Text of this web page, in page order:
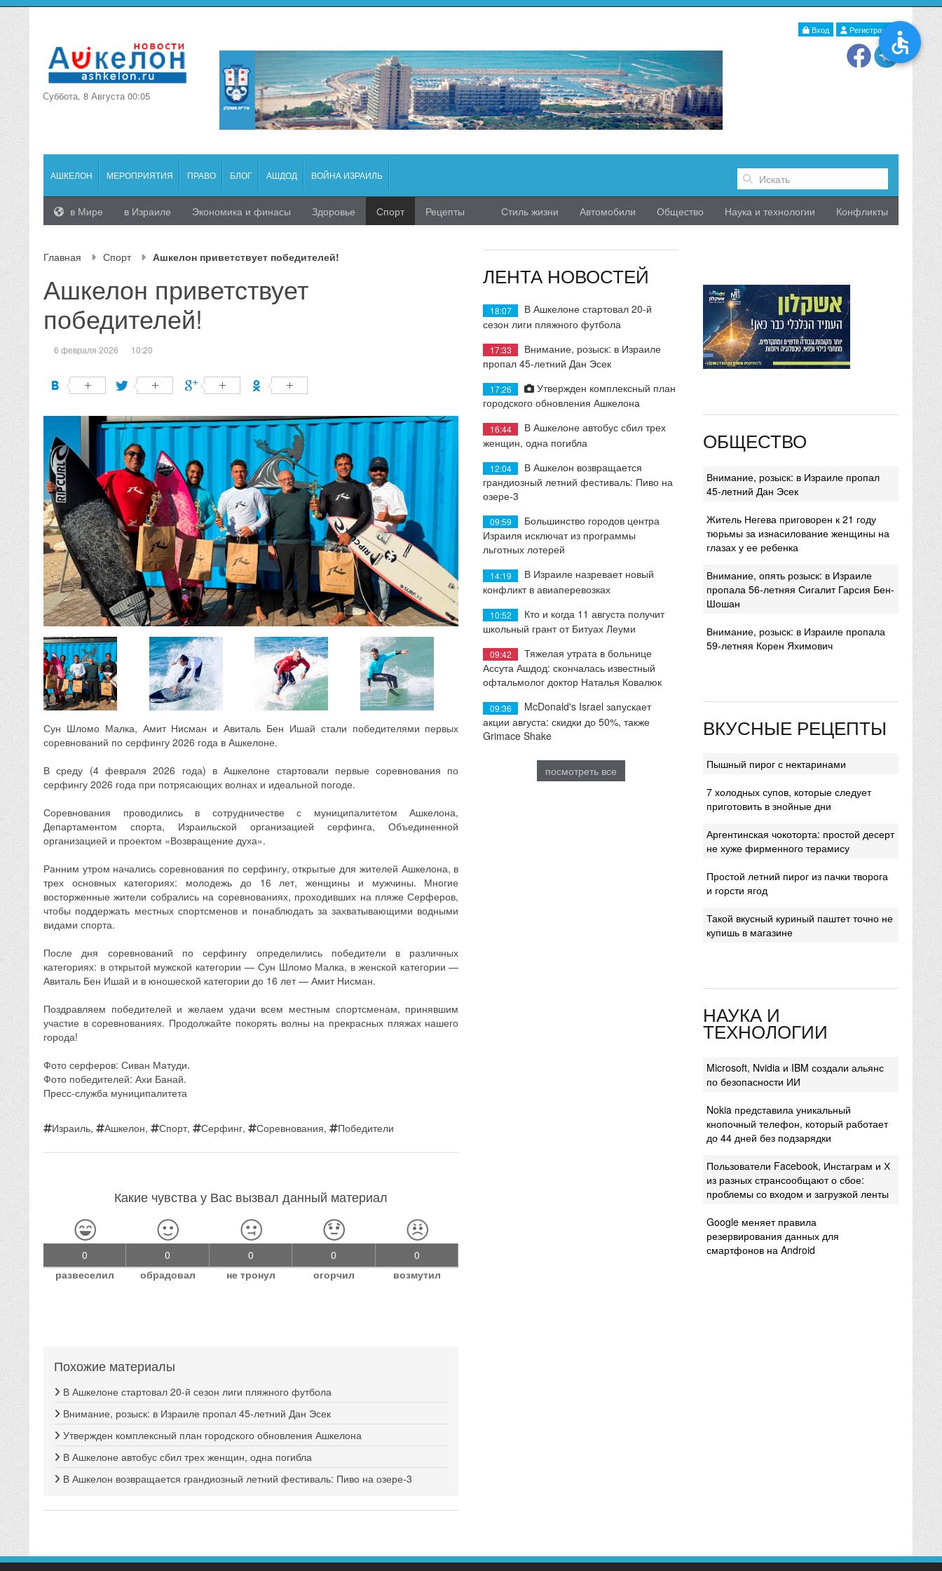
Вход Регистрация
Суббота, 8 Августа 00:05
АШКЕЛОН МЕРОПРИЯТИЯ ПРАВО БЛОГ АШДОД ВОЙНА ИЗРАИЛЬ
в Мире в Израиле Экономика и финасы Здоровье Спорт Рецепты Стиль жизни Автомобили Общество Наука и технологии Конфликты
Главная Спорт Ашкелон приветствует победителей!
Ашкелон приветствует
победителей!
6 февраля 2026 10:20
Сун Шломо Малка, Амит Нисман и Авиталь Бен Ишай стали победителями первых
соревнований по серфингу 2026 года в Ашкелоне.
В среду (4 февраля 2026 года) в Ашкелоне стартовали первые соревнования по
серфингу 2026 года при потрясающих волнах и идеальной погоде.
Соревнования проводились в сотрудничестве с муниципалитетом Ашкелона,
Департаментом спорта, Израильской организацией серфинга, Объединенной
организацией и проектом «Возвращение духа».
Ранним утром начались соревнования по серфингу, открытые для жителей Ашкелона, в
трех основных категориях: молодежь до 16 лет, женщины и мужчины. Многие
восторженные жители собрались на соревнованиях, проходивших на пляже Серферов,
чтобы поддержать местных спортсменов и понаблюдать за захватывающими водными
видами спорта.
После дня соревнований по серфингу определились победители в различных
категориях: в открытой мужской категории — Сун Шломо Малка, в женской категории —
Авиталь Бен Ишай и в юношеской категории до 16 лет — Амит Нисман.
Поздравляем победителей и желаем удачи всем местным спортсменам, принявшим
участие в соревнованиях. Продолжайте покорять волны на прекрасных пляжах нашего
города!
Фото серферов: Сиван Матуди.
Фото победителей: Ахи Банай.
Пресс-служба муниципалитета
Израиль, Ашкелон, Спорт, Серфинг, Соревнования, Победители
Какие чувства у Вас вызвал данный материал
0
развеселил
0
обрадовал
0
не тронул
0
огорчил
0
возмутил
Похожие материалы
В Ашкелоне стартовал 20-й сезон лиги пляжного футбола
Внимание, розыск: в Израиле пропал 45-летний Дан Эсек
Утвержден комплексный план городского обновления Ашкелона
В Ашкелоне автобус сбил трех женщин, одна погибла
В Ашкелон возвращается грандиозный летний фестиваль: Пиво на озере-3
ЛЕНТА НОВОСТЕЙ
18:07
В Ашкелоне стартовал 20-й
сезон лиги пляжного футбола
17:33
Внимание, розыск: в Израиле
пропал 45-летний Дан Эсек
17:26
Утвержден комплексный план
городского обновления Ашкелона
16:44
В Ашкелоне автобус сбил трех
женщин, одна погибла
12:04
В Ашкелон возвращается
грандиозный летний фестиваль: Пиво на
озере-3
09:59
Большинство городов центра
Израиля исключат из программы
льготных лотерей
14:19
В Израиле назревает новый
конфликт в авиаперевозках
10:52
Кто и когда 11 августа получит
школьный грант от Битуах Леуми
09:42
Тяжелая утрата в больнице
Ассута Ашдод: скончалась известный
офтальмолог доктор Наталья Ковалюк
09:36
McDonald's Israel запускает
акции августа: скидки до 50%, также
Grimace Shake
посмотреть все
ОБЩЕСТВО
Внимание, розыск: в Израиле пропал
45-летний Дан Эсек
Житель Негева приговорен к 21 году
тюрьмы за изнасилование женщины на
глазах у ее ребенка
Внимание, опять розыск: в Израиле
пропала 56-летняя Сигалит Гарсия Бен-
Шошан
Внимание, розыск: в Израиле пропала
59-летняя Корен Яхимович
ВКУСНЫЕ РЕЦЕПТЫ
Пышный пирог с нектаринами
7 холодных супов, которые следует
приготовить в знойные дни
Аргентинская чокоторта: простой десерт
не хуже фирменного терамису
Простой летний пирог из пачки творога
и горсти ягод
Такой вкусный куриный паштет точно не
купишь в магазине
НАУКА И
ТЕХНОЛОГИИ
Microsoft, Nvidia и IBM создали альянс
по безопасности ИИ
Nokia представила уникальный
кнопочный телефон, который работает
до 44 дней без подзарядки
Пользователи Facebook, Инстаграм и Х
из разных странсообщают о сбое:
проблемы со входом и загрузкой ленты
Google меняет правила
резервирования данных для
смартфонов на Android